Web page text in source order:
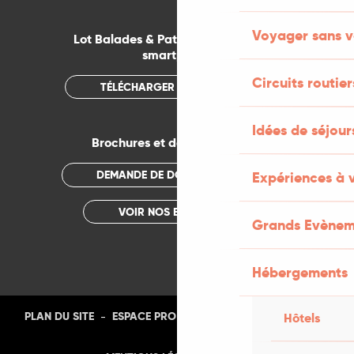
Voyager sans
Circuits
Idées de
Expériences à
Grands
Hébergements
Hôtels
Lot Balades & Patrimoines sur votre
smartphone
TÉLÉCHARGER L'APPLICATION
Brochures et documentations
DEMANDE DE DOCUMENTATION
VOIR NOS BROCHURES
PLAN DU SITE - ESPACE PRO PHOTOTHÈQUE